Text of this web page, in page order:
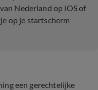
Nederland op iOS of
op je startscherm
een gerechtelijke